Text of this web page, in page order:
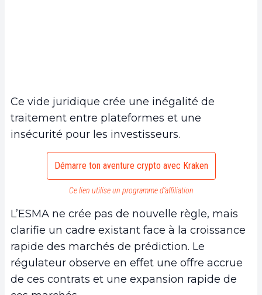
Ce vide juridique crée une inégalité de
traitement entre plateformes et une
insécurité pour les investisseurs.
Démarre ton aventure crypto avec Kraken
Ce lien utilise un programme d’affiliation
L’ESMA ne crée pas de nouvelle règle, mais
clarifie un cadre existant face à la croissance
rapide des marchés de prédiction. Le
régulateur observe en effet une offre accrue
de ces contrats et une expansion rapide de